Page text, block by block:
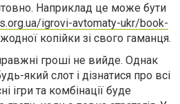
Наприклад це може бути
igrovi-avtomaty-ukr/book-
копійки зі свого гаманця.
гроші не вийде. Однак
який слот і дізнатися про всі
ігри та комбінації буде